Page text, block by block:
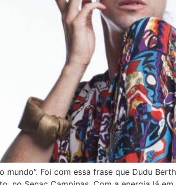
mundo”. Foi com essa frase que Dudu